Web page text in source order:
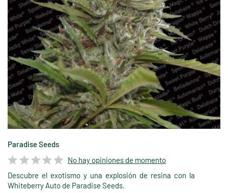
Paradise Seeds
No hay opiniones de momento
Descubre el exotismo y una explosión de resina con la
Whiteberry Auto de Paradise Seeds.